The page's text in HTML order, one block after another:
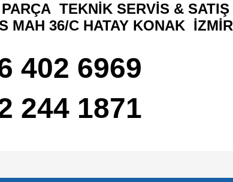
TEKNİK SERVİS & SATIŞ
MAH 36/C HATAY KONAK İZMİR
402 6969
244 1871